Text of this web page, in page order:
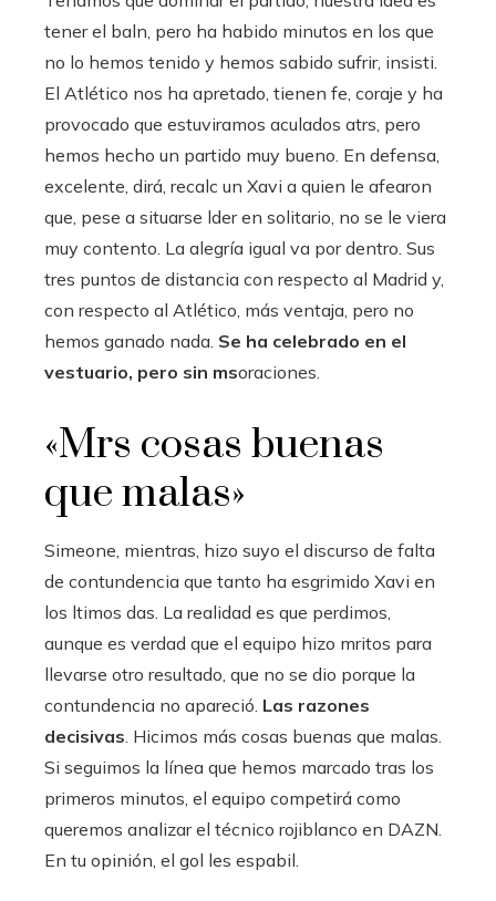
tener el baln, pero ha habido minutos en los que
no lo hemos tenido y hemos sabido sufrir, insisti.
El Atlético nos ha apretado, tienen fe, coraje y ha
provocado que estuviramos aculados atrs, pero
hemos hecho un partido muy bueno. En defensa,
excelente, dirá, recalc un Xavi a quien le afearon
que, pese a situarse lder en solitario, no se le viera
muy contento. La alegría igual va por dentro. Sus
tres puntos de distancia con respecto al Madrid y,
con respecto al Atlético, más ventaja, pero no
hemos ganado nada. Se ha celebrado en el
vestuario, pero sin msoraciones.
«Mrs cosas buenas
que malas»
Simeone, mientras, hizo suyo el discurso de falta
de contundencia que tanto ha esgrimido Xavi en
los ltimos das. La realidad es que perdimos,
aunque es verdad que el equipo hizo mritos para
llevarse otro resultado, que no se dio porque la
contundencia no apareció. Las razones
decisivas. Hicimos más cosas buenas que malas.
Si seguimos la línea que hemos marcado tras los
primeros minutos, el equipo competirá como
queremos analizar el técnico rojiblanco en DAZN.
En tu opinión, el gol les espabil.